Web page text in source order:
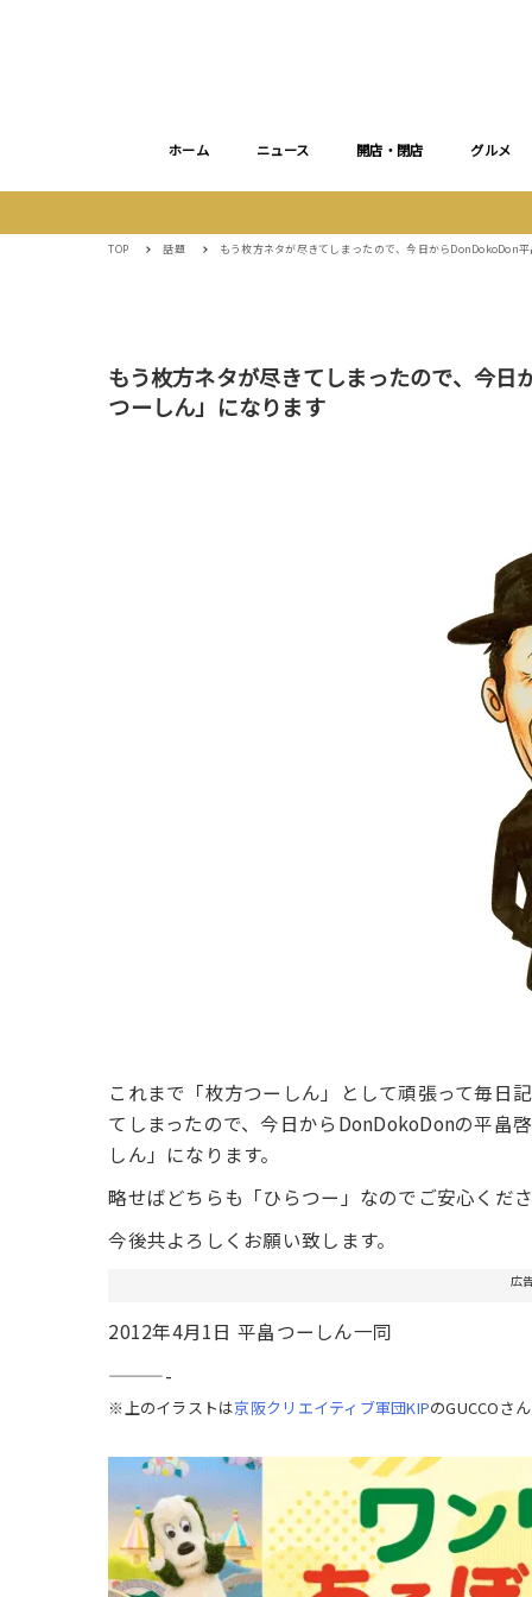
ホーム ニュース 開店・閉店 グルメ
TOP 話題 もう枚方ネタが尽きてしまったので、今日からDonDokoDon
もう枚方ネタが尽きてしまったので、今
つーしん」になります
これまで「枚方つーしん」として頑張って毎日
てしまったので、今日からDonDokoDonの平畠
しん」になります。
略せばどちらも「ひらつー」なのでご安心くだ
今後共よろしくお願い致します。
広
2012年4月1日 平畠つーしん一同
———-
※上のイラストは京阪クリエイティブ軍団KIPのGUCCOさ